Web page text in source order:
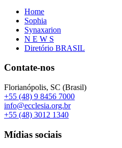
Home
Sophia
Synaxarion
N E W S
Diretório BRASIL
Contate-nos
Florianópolis, SC (Brasil)
+55 (48) 9 8456 7000
info@ecclesia.org.br
+55 (48) 3012 1340
Mídias sociais